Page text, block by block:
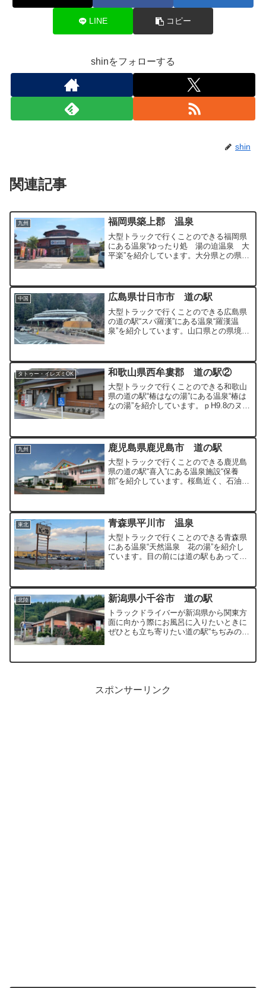
LINE コピー
shinをフォローする
shin
関連記事
九州 福岡県築上郡 温泉
大型トラックで行くことのできる福岡県
にある温泉“ゆったり処 湯の迫温泉 大
平楽”を紹介しています。大分県との県境
中国 広島県廿日市市 道の駅
大型トラックで行くことのできる広島県
の道の駅“スパ羅漢”にある温泉“羅漢温
泉”を紹介しています。山口県との県境の
タトゥー・イレズミOK 和歌山県西牟婁郡 道の駅②
大型トラックで行くことのできる和歌山
県の道の駅“椿はなの湯”にある温泉“椿は
なの湯”を紹介しています。ｐH9.8のヌル
九州 鹿児島県鹿児島市 道の駅
大型トラックで行くことのできる鹿児島
県の道の駅“喜入”にある温泉施設“保養
館”を紹介しています。桜島近く、石油基
東北 青森県平川市 温泉
大型トラックで行くことのできる青森県
にある温泉“天然温泉 花の湯”を紹介し
ています。目の前には道の駅もあって車
北陸 新潟県小千谷市 道の駅
トラックドライバーが新潟県から関東方
面に向かう際にお風呂に入りたいときに
ぜひとも立ち寄りたい道の駅“ちぢみの里
スポンサーリンク